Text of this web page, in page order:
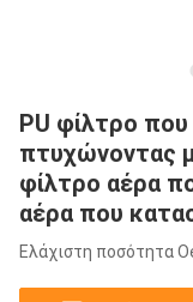
PU φίλτρο
πτυχώνοντας
φίλτρο αέρα
αέρα που
Ελάχιστη ποσότητα